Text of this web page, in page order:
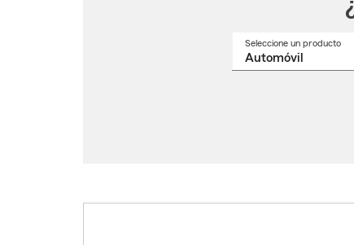
Seleccione un producto